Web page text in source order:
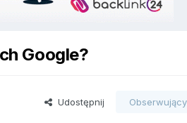
Google?
Udostępnij Obserwujący